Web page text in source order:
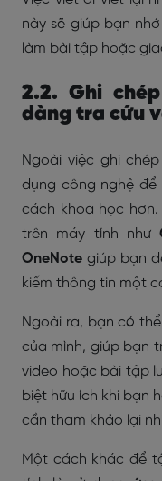
này sẽ giúp bạn
làm bài tập hoặc
2.2. Ghi
dàng tra cứu
Ngoài việc ghi
dụng công nghệ
cách khoa học
trên máy tính như
OneNote giúp bạn
kiếm thông tin một
Ngoài ra, bạn có thể
của mình, giúp bạn
video hoặc bài tập
biệt hữu ích khi bạn
cần tham khảo lại
Một cách khác để